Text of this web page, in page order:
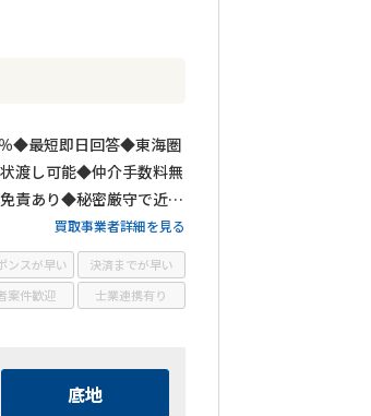
◆最短即日回答◆東海圏
渡し可能◆仲介手数料無
責あり◆秘密厳守で近隣
買取事業者詳細を見る
底地
ンスが早い
決済までが早い
案件歓迎 士業連携有り